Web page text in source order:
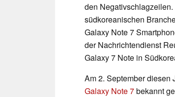
den
südkoreanischen
Galaxy Note 7
der Nachrichtendienst
Galaxy 7 Note in
Am 2. September diesen
Galaxy Note 7bekannt